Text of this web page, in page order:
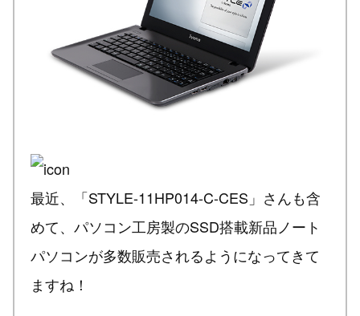
最近、「STYLE-11HP014-C-CES」さんも含
めて、パソコン工房製のSSD搭載新品ノート
パソコンが多数販売されるようになってきて
ますね！